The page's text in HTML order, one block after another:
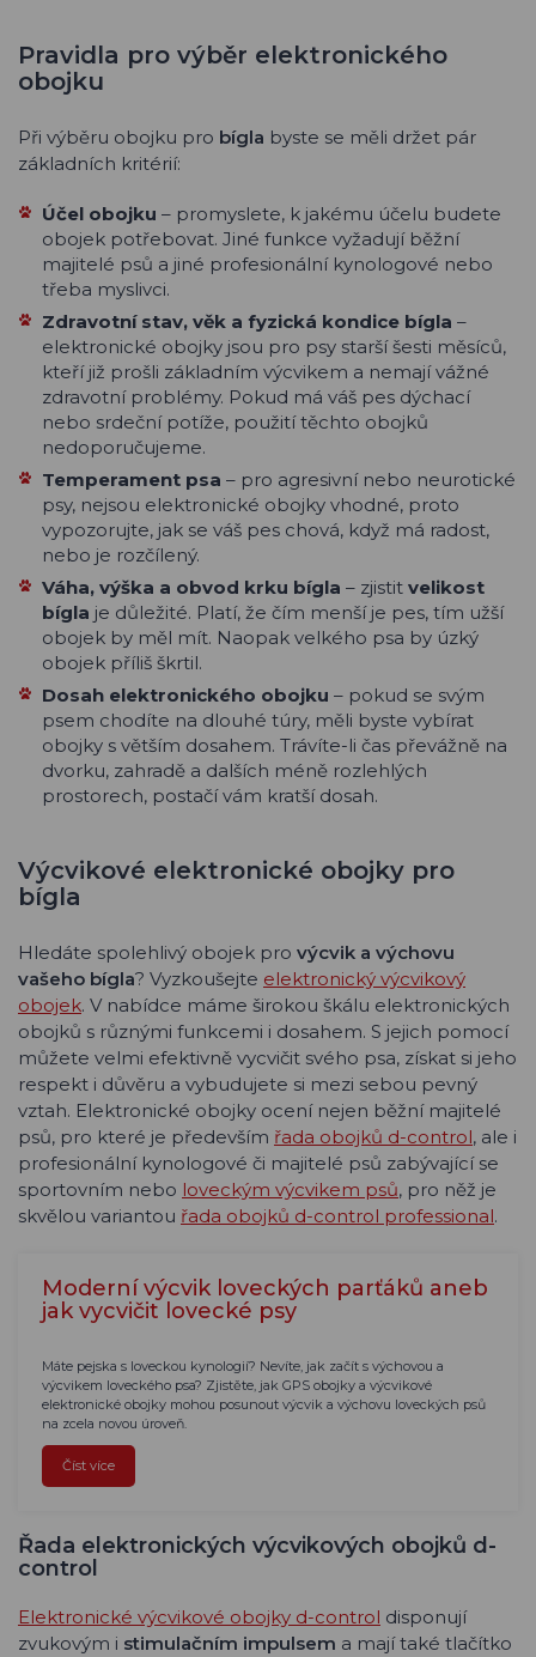
Pravidla pro výběr elektronického
obojku
Při výběru obojku pro bígla byste se měli držet pár
základních kritérií:
Účel obojku – promyslete, k jakému účelu budete
obojek potřebovat. Jiné funkce vyžadují běžní
majitelé psů a jiné profesionální kynologové nebo
třeba myslivci.
Zdravotní stav, věk a fyzická kondice bígla –
elektronické obojky jsou pro psy starší šesti měsíců,
kteří již prošli základním výcvikem a nemají vážné
zdravotní problémy. Pokud má váš pes dýchací
nebo srdeční potíže, použití těchto obojků
nedoporučujeme.
Temperament psa – pro agresivní nebo neurotické
psy, nejsou elektronické obojky vhodné, proto
vypozorujte, jak se váš pes chová, když má radost,
nebo je rozčílený.
Váha, výška a obvod krku bígla – zjistit velikost
bígla je důležité. Platí, že čím menší je pes, tím užší
obojek by měl mít. Naopak velkého psa by úzký
obojek příliš škrtil.
Dosah elektronického obojku – pokud se svým
psem chodíte na dlouhé túry, měli byste vybírat
obojky s větším dosahem. Trávíte-li čas převážně na
dvorku, zahradě a dalších méně rozlehlých
prostorech, postačí vám kratší dosah.
Výcvikové elektronické obojky pro
bígla
Hledáte spolehlivý obojek pro výcvik a výchovu
vašeho bígla? Vyzkoušejte elektronický výcvikový
obojek. V nabídce máme širokou škálu elektronických
obojků s různými funkcemi i dosahem. S jejich pomocí
můžete velmi efektivně vycvičit svého psa, získat si jeho
respekt i důvěru a vybudujete si mezi sebou pevný
vztah. Elektronické obojky ocení nejen běžní majitelé
psů, pro které je především řada obojků d-control, ale i
profesionální kynologové či majitelé psů zabývající se
sportovním nebo loveckým výcvikem psů, pro něž je
skvělou variantou řada obojků d-control professional.
Moderní výcvik loveckých parťáků aneb
jak vycvičit lovecké psy
Máte pejska s loveckou kynologií? Nevíte, jak začít s výchovou a
výcvikem loveckého psa? Zjistěte, jak GPS obojky a výcvikové
elektronické obojky mohou posunout výcvik a výchovu loveckých psů
na zcela novou úroveň.
Číst více
Řada elektronických výcvikových obojků d-
control
Elektronické výcvikové obojky d-control disponují
zvukovým i stimulačním impulsem a mají také tlačítko